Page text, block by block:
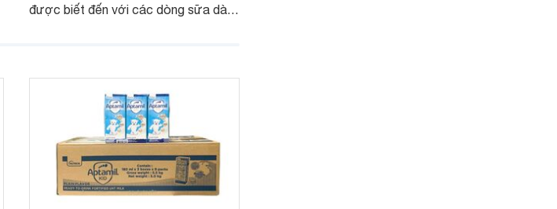
được biết đến với các dòng sữa dành
và giá bán của sản phẩm này như thế
nào? Hãy cùng tìm hiểu chi tiết trong